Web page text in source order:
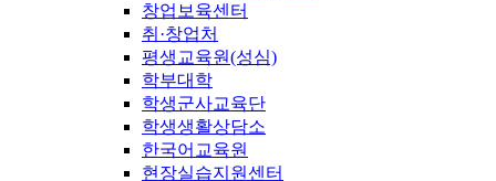
창업보육센터
취·창업처
평생교육원(성심)
학부대학
학생군사교육단
학생생활상담소
한국어교육원
현장실습지원센터